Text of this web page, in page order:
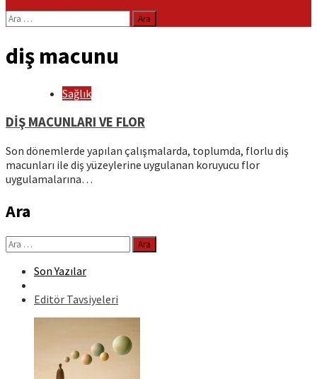
Arama:
diş macunu
Sağlık
DİŞ MACUNLARI VE FLOR
Son dönemlerde yapılan çalışmalarda, toplumda, florlu diş
macunları ile diş yüzeylerine uygulanan koruyucu flor
uygulamalarına…
Ara
Arama:
Son Yazılar
Editör Tavsiyeleri